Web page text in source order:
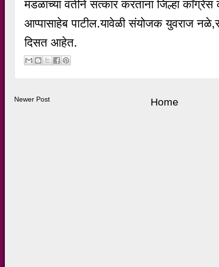
मंडळाच्या वतीने सत्कार करताना जिल्हा काँग्रेस
आप्पासाहेब पाटील.यावेळी संयोजक युवराज
दिसत आहेत.
Newer Post Home